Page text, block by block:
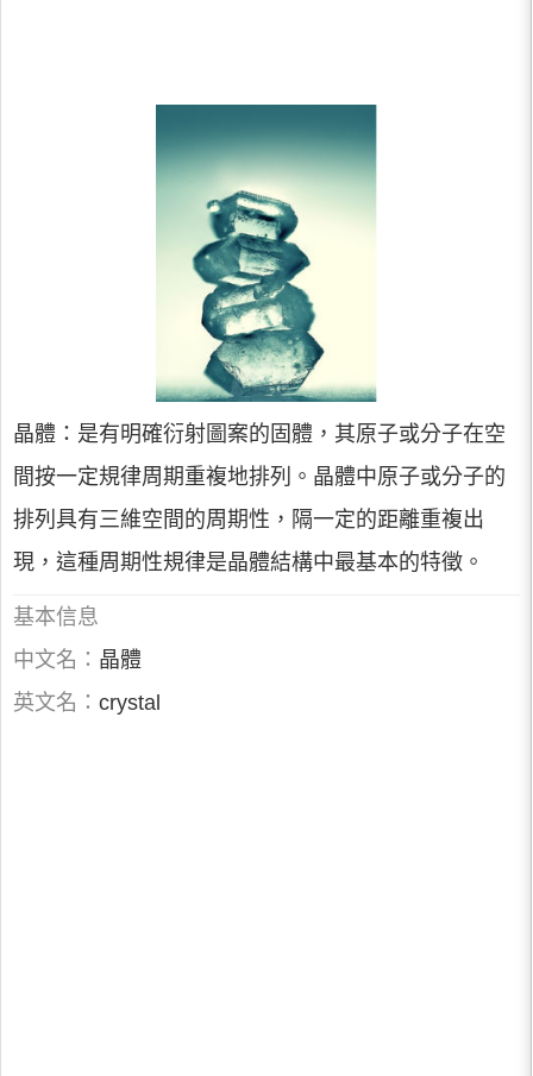
晶體：是有明確衍射圖案的固體，其原子或分子在空
間按一定規律周期重複地排列。晶體中原子或分子的
排列具有三維空間的周期性，隔一定的距離重複出
現，這種周期性規律是晶體結構中最基本的特徵。
基本信息
中文名： 晶體
英文名： crystal